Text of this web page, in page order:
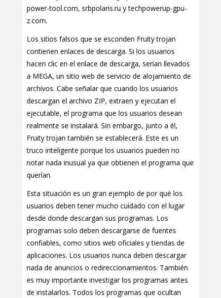
power-tool.com, srbpolaris.ru y techpowerup-gpu-
z.com.
Los sitios falsos que se esconden Fruity trojan
contienen enlaces de descarga. Si los usuarios
hacen clic en el enlace de descarga, serían llevados
a MEGA, un sitio web de servicio de alojamiento de
archivos. Cabe señalar que cuando los usuarios
descargan el archivo ZIP, extraen y ejecutan el
ejecutable, el programa que los usuarios desean
realmente se instalará. Sin embargo, junto a él,
Fruity trojan también se establecerá. Este es un
truco inteligente porque los usuarios pueden no
notar nada inusual ya que obtienen el programa que
querían.
Esta situación es un gran ejemplo de por qué los
usuarios deben tener mucho cuidado con el lugar
desde donde descargan sus programas. Los
programas solo deben descargarse de fuentes
confiables, como sitios web oficiales y tiendas de
aplicaciones. Los usuarios nunca deben descargar
nada de anuncios o redireccionamientos. También
es muy importante investigar los programas antes
de instalarlos. Todos los programas que ocultan